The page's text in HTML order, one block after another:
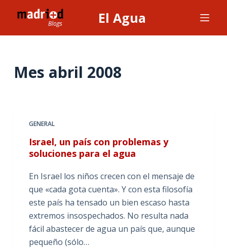
l
El Agua
Mes abril 2008
GENERAL
Israel, un país con problemas y
soluciones para el agua
En Israel los niños crecen con el mensaje de
que «cada gota cuenta». Y con esta filosofía
este país ha tensado un bien escaso hasta
extremos insospechados. No resulta nada
fácil abastecer de agua un país que, aunque
pequeño (sólo…